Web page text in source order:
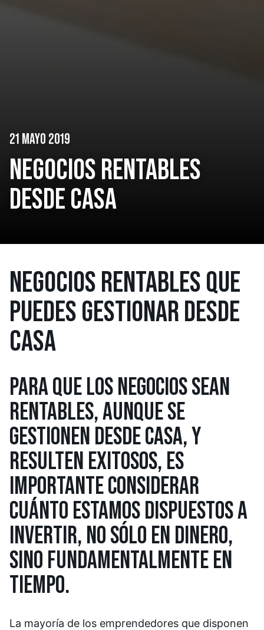
21 MAYO 2019
NEGOCIOS RENTABLES
DESDE CASA
NEGOCIOS RENTABLES QUE
PUEDES GESTIONAR DESDE
CASA
PARA QUE LOS NEGOCIOS SEAN
RENTABLES, AUNQUE SE
GESTIONEN DESDE CASA, Y
RESULTEN EXITOSOS, ES
IMPORTANTE CONSIDERAR
CUÁNTO ESTAMOS DISPUESTOS A
INVERTIR, NO SÓLO EN DINERO,
SINO FUNDAMENTALMENTE EN
TIEMPO.
La mayoría de los emprendedores que disponen